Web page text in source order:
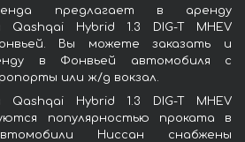
предлагает в аренду
Qashqai Hybrid 1.3 DIG-T MHEV
Вы можете заказать и
в Фонвьей автомобиля с
или ж/д вокзал.
Qashqai Hybrid 1.3 DIG-T MHEV
популярностью проката в
Ниссан снабжены